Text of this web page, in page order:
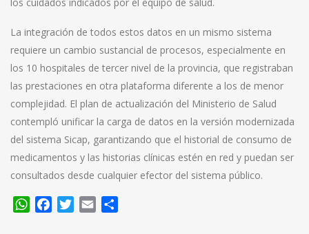
La integración de todos estos datos en un mismo sistema
requiere un cambio sustancial de procesos, especialmente en
los 10 hospitales de tercer nivel de la provincia, que registraban
las prestaciones en otra plataforma diferente a los de menor
complejidad. El plan de actualización del Ministerio de Salud
contempló unificar la carga de datos en la versión modernizada
del sistema Sicap, garantizando que el historial de consumo de
medicamentos y las historias clínicas estén en red y puedan ser
consultados desde cualquier efector del sistema público.
WhatsApp
FacebookTwitter
Email